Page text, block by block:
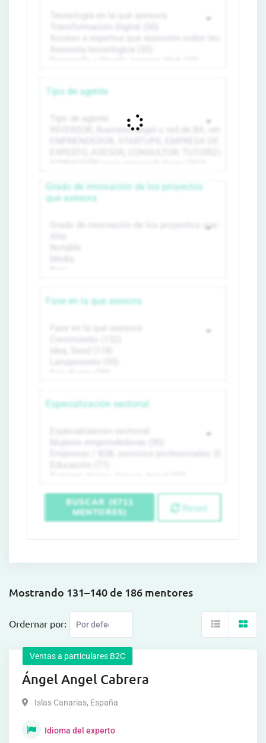
Tipo de agente
Grado de innovación de los proyectos
que asesora
Fase en la que asesora
Especialización sectorial
BUSCAR (6711
MENTORES)
Reset
Mostrando 131–140 de 186 mentores
Ordernar por:
Ventas a particulares B2C
Ángel Angel Cabrera
Islas Canarias, España
Idioma del experto